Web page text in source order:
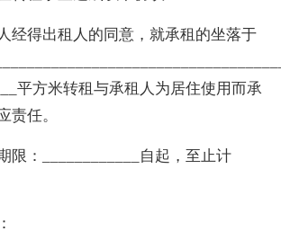
得出租人的同意，就承租的坐落于
平方米转租与承租人为居住使用而承
责任。
：____________自起，至止计